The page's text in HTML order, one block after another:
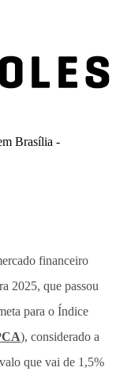
financeiro
2025, que passou
para o Índice
), considerado a
que vai de 1,5%